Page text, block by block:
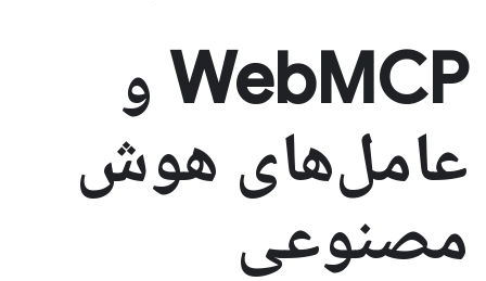
WebMCP و
عامل‌های هوش
مصنوعی